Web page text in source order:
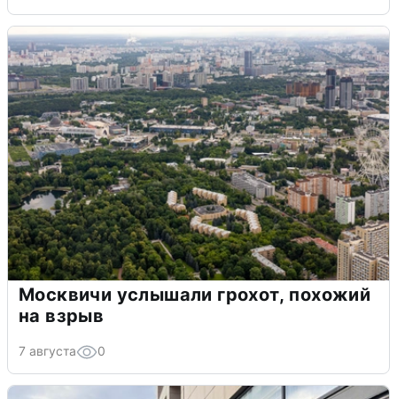
Москвичи услышали грохот, похожий
на взрыв
7 августа 0